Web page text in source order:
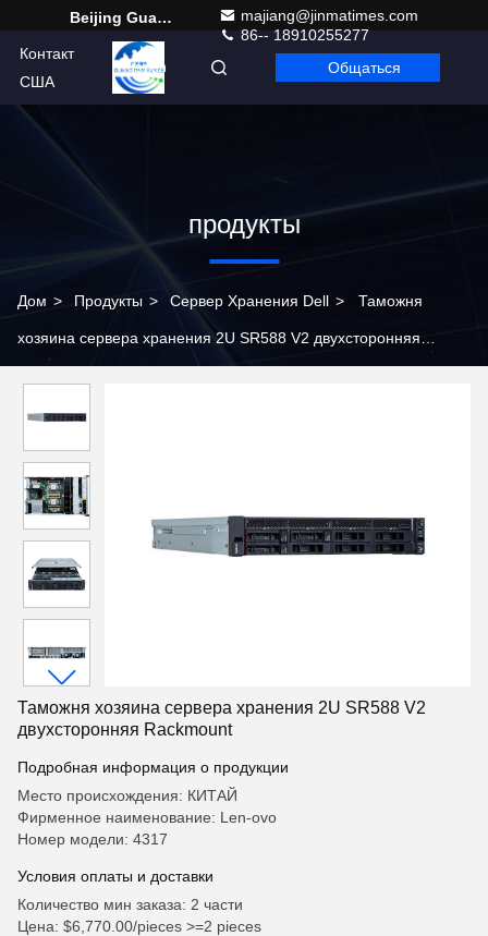
Beijing Guangtian Runze Technology Co., Ltd.
majiang@jinmatimes.com
86-- 18910255277
Контакт
США
Russian Общаться
продукты
Дом > Продукты > Сервер Хранения Dell > Таможня
хозяина сервера хранения 2U SR588 V2 двухсторонняя
Таможня хозяина сервера хранения 2U SR588 V2
двухсторонняя Rackmount
Подробная информация о продукции
Место происхождения: КИТАЙ
Фирменное наименование: Len-ovo
Номер модели: 4317
Условия оплаты и доставки
Количество мин заказа: 2 части
Цена: $6,770.00/pieces >=2 pieces